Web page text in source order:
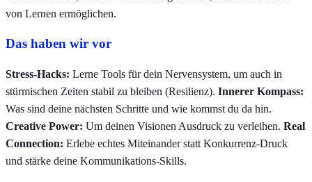
von Lernen ermöglichen.
Das haben wir vor
Stress-Hacks: Lerne Tools für dein Nervensystem, um auch in
stürmischen Zeiten stabil zu bleiben (Resilienz). Innerer Kompass:
Was sind deine nächsten Schritte und wie kommst du da hin.
Creative Power: Um deinen Visionen Ausdruck zu verleihen. Real
Connection: Erlebe echtes Miteinander statt Konkurrenz-Druck
und stärke deine Kommunikations-Skills.